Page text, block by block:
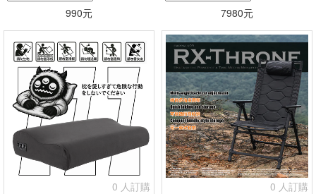
990元
7980元
0 人訂購
0 人訂購